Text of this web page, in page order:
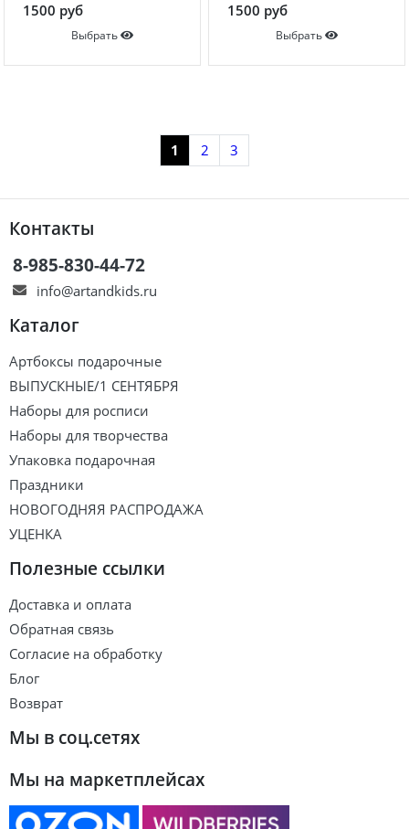
1500 руб
Выбрать
1500 руб
Выбрать
1 2 3
Контакты
8-985-830-44-72
info@artandkids.ru
Каталог
Артбоксы подарочные
ВЫПУСКНЫЕ/1 СЕНТЯБРЯ
Наборы для росписи
Наборы для творчества
Упаковка подарочная
Праздники
НОВОГОДНЯЯ РАСПРОДАЖА
УЦЕНКА
Полезные ссылки
Доставка и оплата
Обратная связь
Согласие на обработку
Блог
Возврат
Мы в соц.сетях
Мы на маркетплейсах